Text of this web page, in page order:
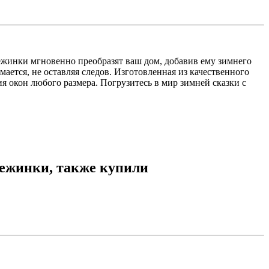
мгновенно преобразят ваш дом, добавив ему зимнего
не оставляя следов. Изготовленная из качественного
любого размера. Погрузитесь в мир зимней сказки с
также купили